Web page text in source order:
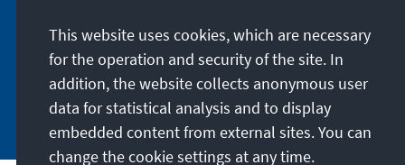
Abständen in aller Kürze über Themen, die wir
für unsere nahe Zukunft für wichtig halten.
Jetzt abonnieren
This website uses cookies, which are necessary
for the operation and security of the site. In
addition, the website collects anonymous user
data for statistical analysis and to display
embedded content from external sites. You can
change the cookie settings at any time.